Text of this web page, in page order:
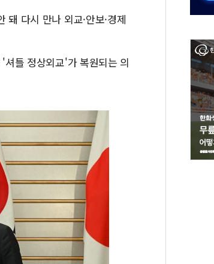
다시 만나 외교·안보·경제
틀 정상외교'가 복원되는 의